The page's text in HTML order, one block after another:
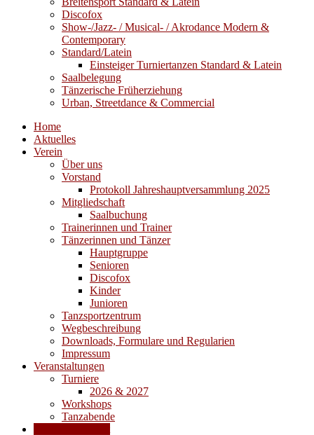
Discofox
Show-/Jazz- / Musical- / Akrodance Modern &
Contemporary
Standard/Latein
Einsteiger Turniertanzen Standard & Latein
Saalbelegung
Tänzerische Früherziehung
Urban, Streetdance & Commercial
Home
Aktuelles
Verein
Über uns
Vorstand
Protokoll Jahreshauptversammlung 2025
Mitgliedschaft
Saalbuchung
Trainerinnen und Trainer
Tänzerinnen und Tänzer
Hauptgruppe
Senioren
Discofox
Kinder
Junioren
Tanzsportzentrum
Wegbeschreibung
Downloads, Formulare und Regularien
Impressum
Veranstaltungen
Turniere
2026 & 2027
Workshops
Tanzabende